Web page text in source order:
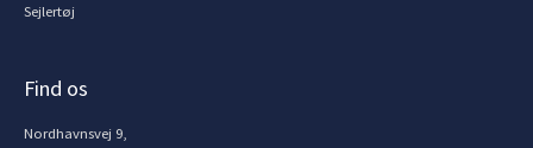
Sejlertøj
Find os
Nordhavnsvej 9,